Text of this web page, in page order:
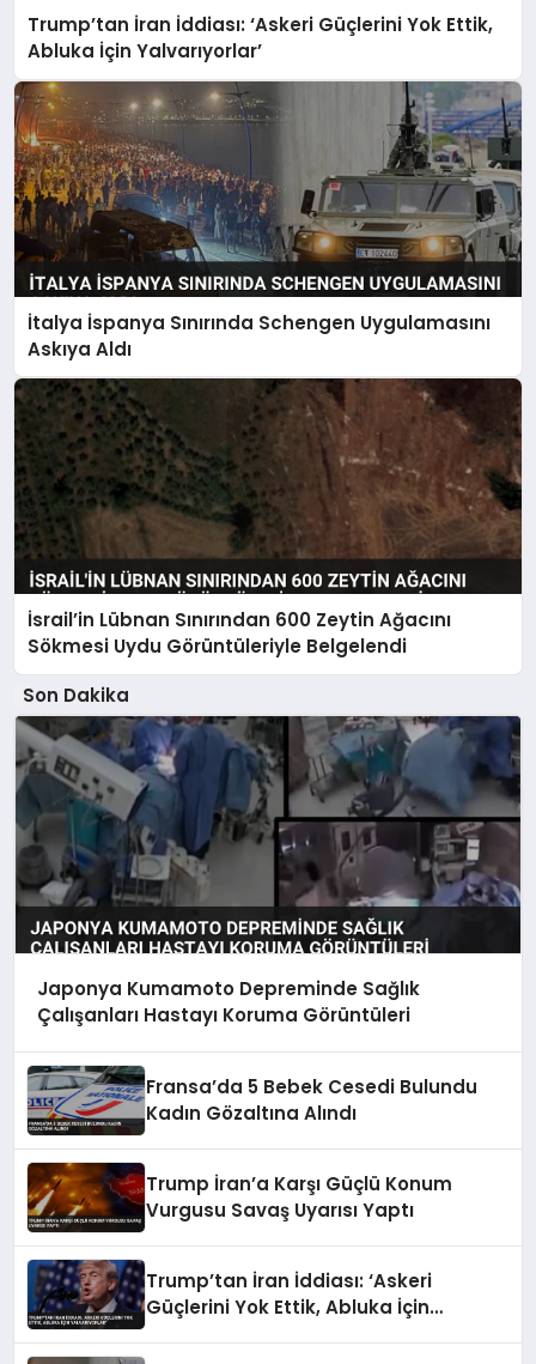
Trump’tan İran İddiası: ‘Askeri Güçlerini Yok Ettik,
Abluka İçin Yalvarıyorlar’
İtalya İspanya Sınırında Schengen Uygulamasını
Askıya Aldı
İsrail’in Lübnan Sınırından 600 Zeytin Ağacını
Sökmesi Uydu Görüntüleriyle Belgelendi
Son Dakika
Japonya Kumamoto Depreminde Sağlık
Çalışanları Hastayı Koruma Görüntüleri
Fransa’da 5 Bebek Cesedi Bulundu
Kadın Gözaltına Alındı
Trump İran’a Karşı Güçlü Konum
Vurgusu Savaş Uyarısı Yaptı
Trump’tan İran İddiası: ‘Askeri
Güçlerini Yok Ettik, Abluka İçin